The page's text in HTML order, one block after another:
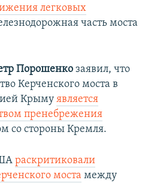
легковых
часть моста
Порошенко заявил, что
Керченского моста в
Крыму является
пренебрежения
со стороны Кремля.
раскритиковали
моста между